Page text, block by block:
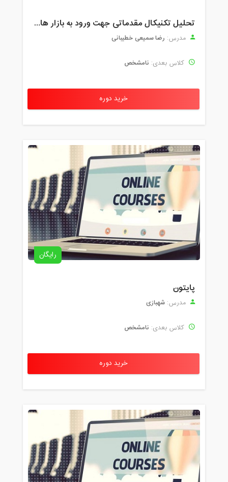
تحلیل تکنیکال مقدماتی جهت ورود به بازار های مالی (رمز ارز و فارکس )
مدرس: رضا سمیعی خطیبانی
کلاس بعدی: نامشخص
خرید دوره
رایگان
پایتون
مدرس: شهبازی
کلاس بعدی: نامشخص
خرید دوره